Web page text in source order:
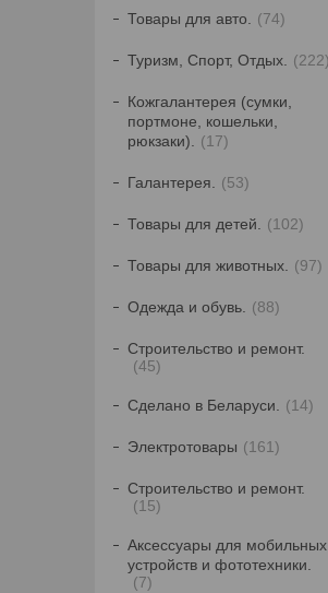
Товары для авто. 74
Туризм, Спорт, Отдых. 222
Кожгалантерея (сумки,
портмоне, кошельки,
рюкзаки).
17
Галантерея. 53
Товары для детей. 102
Товары для животных. 97
Одежда и обувь. 88
Строительство и ремонт.
45
Сделано в Беларуси. 14
Электротовары 161
Строительство и ремонт.
15
Аксессуары для мобильных
устройств и фототехники.
7